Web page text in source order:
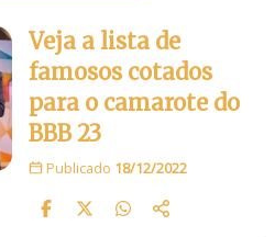
Veja a lista de
famosos cotados
para o camarote do
BBB 23
Publicado 18/12/2022